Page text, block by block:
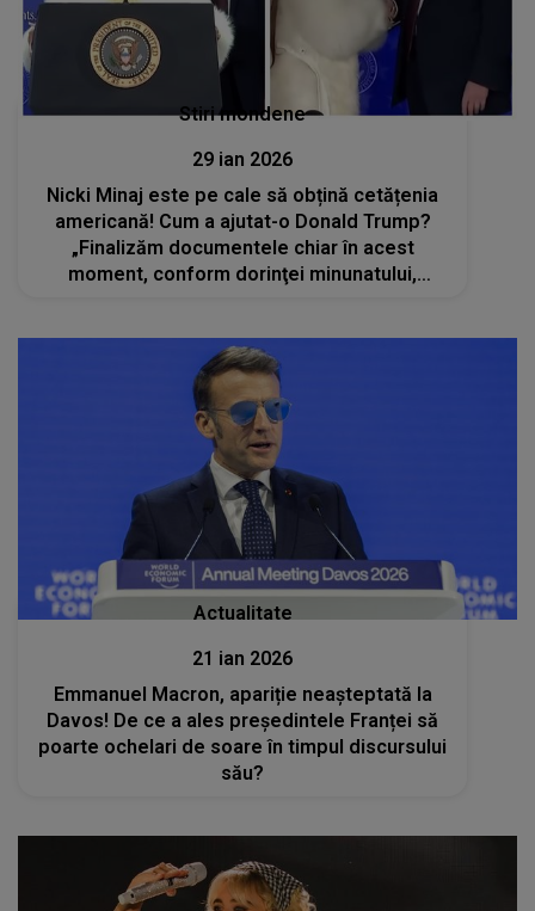
Stiri mondene
29 ian 2026
Nicki Minaj este pe cale să obțină cetățenia
americană! Cum a ajutat-o Donald Trump?
„Finalizăm documentele chiar în acest
moment, conform dorinţei minunatului,
Actualitate
21 ian 2026
Emmanuel Macron, apariție neașteptată la
Davos! De ce a ales președintele Franței să
poarte ochelari de soare în timpul discursului
său?